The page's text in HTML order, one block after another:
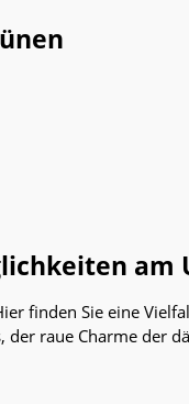
am
finden Sie eine
raue Charme der